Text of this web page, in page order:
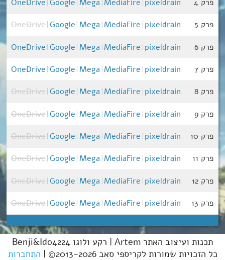
פרק 4 OneDrive| Google|Mega |MediaFire |pixeldrain
פרק 5 OneDrive| Google|Mega |MediaFire |pixeldrain
פרק 6 OneDrive| Google|Mega |MediaFire |pixeldrain
פרק 7 OneDrive| Google|Mega |MediaFire |pixeldrain
פרק 8 OneDrive| Google|Mega |MediaFire |pixeldrain
פרק 9 OneDrive| Google|Mega |MediaFire |pixeldrain
פרק 10 OneDrive| Google|Mega |MediaFire |pixeldrain
פרק 11 OneDrive| Google|Mega |MediaFire |pixeldrain
פרק 12 OneDrive| Google|Mega |MediaFire |pixeldrain
פרק 13 OneDrive| Google|Mega |MediaFire |pixeldrain
תכנות ועיצוב האתר Artem | רקע ולוגו Benji&Ido4224
כל הזכויות שמורות לקריספי סאב 2013-2026© |
התחברות